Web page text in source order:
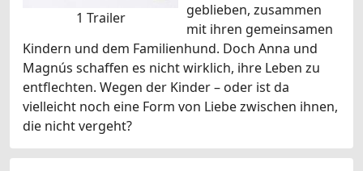
1 Trailer
geblieben, zusammen
mit ihren gemeinsamen
Kindern und dem Familienhund. Doch Anna und
Magnús schaffen es nicht wirklich, ihre Leben zu
entflechten. Wegen der Kinder – oder ist da
vielleicht noch eine Form von Liebe zwischen ihnen,
die nicht vergeht?